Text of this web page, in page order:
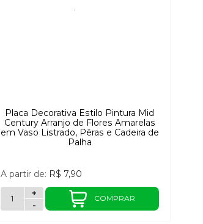
Placa Decorativa Estilo Pintura Mid
Century Arranjo de Flores Amarelas
em Vaso Listrado, Pêras e Cadeira de
Palha
A partir de: R$ 7,90
-
+
COMPRAR